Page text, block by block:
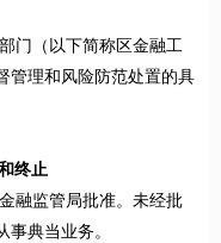
门（以下简称区金融工
管理和风险防范处置的具
终止
融监管局批准。未经批
典当业务。